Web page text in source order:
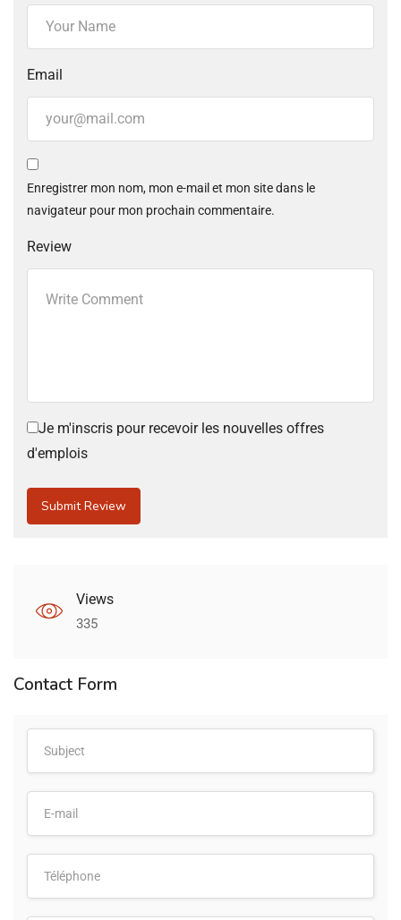
Email
Enregistrer mon nom, mon e-mail et mon site dans le
navigateur pour mon prochain commentaire.
Review
Je m'inscris pour recevoir les nouvelles offres
d'emplois
Views
335
Contact Form